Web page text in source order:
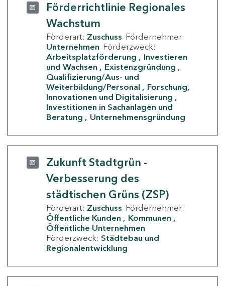
Förderrichtlinie Regionales
Wachstum
Förderart: Zuschuss Fördernehmer:
Unternehmen Förderzweck:
Arbeitsplatzförderung
Investieren
und Wachsen
Existenzgründung
Qualifizierung/Aus- und
Weiterbildung/Personal
Forschung,
Innovationen und Digitalisierung
Investitionen in Sachanlagen und
Beratung
Unternehmensgründung
Zukunft Stadtgrün -
Verbesserung des
städtischen Grüns (ZSP)
Förderart: Zuschuss Fördernehmer:
Öffentliche Kunden
Kommunen
Öffentliche Unternehmen
Förderzweck: Städtebau und
Regionalentwicklung